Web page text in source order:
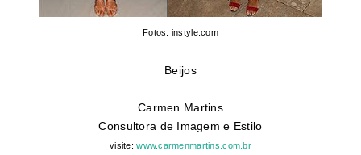
Fotos: instyle.com
Beijos
Carmen Martins
Consultora de Imagem e Estilo
visite:www.carmenmartins.com.br